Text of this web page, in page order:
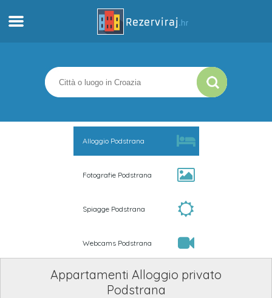
Appartamenti
Informazioni turistiche
Alloggio Podstrana
Fotografie Podstrana
Spiagge Podstrana
Webcams Podstrana
Appartamenti Alloggio privato
Podstrana